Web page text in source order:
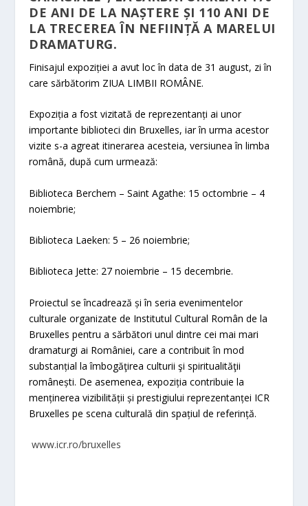
DE ANI DE LA NAȘTERE ȘI 110 ANI DE
LA TRECEREA ÎN NEFIINȚĂ A MARELUI
DRAMATURG.
Finisajul expoziției a avut loc în data de 31 august, zi în
care sărbătorim ZIUA LIMBII ROMÂNE.
Expoziția a fost vizitată de reprezentanți ai unor
importante biblioteci din Bruxelles, iar în urma acestor
vizite s-a agreat itinerarea acesteia, versiunea în limba
română, după cum urmează:
Biblioteca Berchem – Saint Agathe: 15 octombrie – 4
noiembrie;
Biblioteca Laeken: 5 – 26 noiembrie;
Biblioteca Jette: 27 noiembrie – 15 decembrie.
Proiectul se încadrează și în seria evenimentelor
culturale organizate de Institutul Cultural Român de la
Bruxelles pentru a sărbători unul dintre cei mai mari
dramaturgi ai României, care a contribuit în mod
substanțial la îmbogăţirea culturii şi spiritualităţii
românești. De asemenea, expoziția contribuie la
menținerea vizibilității și prestigiului reprezentanței ICR
Bruxelles pe scena culturală din spațiul de referință.
www.icr.ro/bruxelles